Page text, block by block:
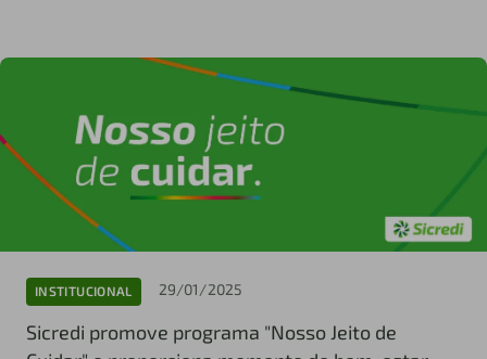
INSTITUCIONAL 29/01/2025
Sicredi promove programa "Nosso Jeito de